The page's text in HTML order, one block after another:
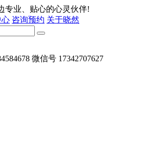
专业、贴心的心灵伙伴!
心 咨询预约 关于晓然
微信号 17342707627